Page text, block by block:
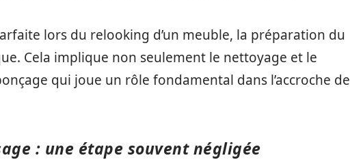
lors du relooking d’un meuble, la préparation du
Cela implique non seulement le nettoyage et le
qui joue un rôle fondamental dans l’accroche de
: une étape souvent négligée